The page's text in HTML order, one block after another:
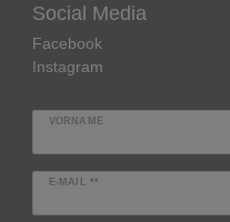
Social Media
Facebook
Instagram
VORNAME
E-MAIL **